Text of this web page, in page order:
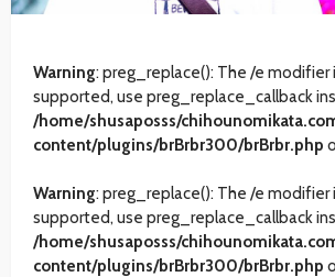
Warning: preg_replace(): The /e modifier
supported, use preg_replace_callback
/home/shusaposss/
content/plugins/brBrbr300/brBrbr.php
Warning: preg_replace(): The /e modifier
supported, use preg_replace_callback
/home/shusaposss/
content/plugins/brBrbr300/brBrbr.php